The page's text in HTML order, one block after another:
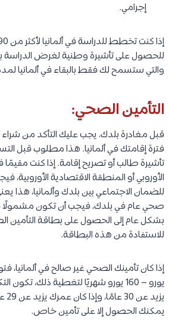
إجرامي.
للحصول على تأشيرة وطنية لغرض الدراسة
والتي ستسمح لك فقط بالبقاء في ألمانيا
التأمين الصحي:
قبل مغادرة بلدك، يجب عليك التأكد من
فترة إقامتك في ألمانيا. هذا مطلوب قبل
تأشيرة طالب أو تصريح إقامة. إذا كنت مقيمًا
الأوروبي أو المنطقة الاقتصادية الأوروبية،
للضمان الاجتماعي بين بلدك وألمانيا، هذا
صحي عام في بلدك، فيجب أن تكون مشمولًا
للاستفادة من هذه البطاقة.
يورو – 160 يورو شهريًا لتغطية ذلك،
يمكنك الحصول إلا على تأمين خاص.